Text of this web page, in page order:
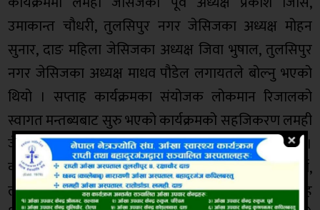
उमाकान्त चौधरी, तुलसिपुर नगर जेसिजका अध्यक्ष मोहन
सुनार, दाङ महिला जेसिजका अध्यक्ष जिवा भुषाल, तुलसिपुर
नगर जेसिजका अध्यक्ष माधव पौडेल लगायतले बोल्नु भएको
थियो । सप्ताह कार्यक्रमका संयोजक लोकमान रिजालको
स्वागत मन्तब्यबाट सुरु भएको कार्यक्रमको सहजिकरण लमही
जेसिजको महासचिव जयप्रकाश पौडेलले गर्नु भएको थियो ।
कार्यक्रममा प्रदेश नं.५ का प्रदेशसभा सदस्य रेवतीरमण शर्मा,
लमही नगरपालिका नगर प्रमुख कुलबहादुर केसी, सप्ताह